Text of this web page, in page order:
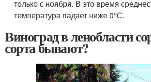
только с ноября. В это время
температура падает ниже 0°С.
Виноград в ленобласти
сорта бывают?